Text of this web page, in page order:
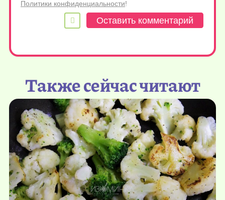
Политики конфиденциальности!
Также сейчас читают